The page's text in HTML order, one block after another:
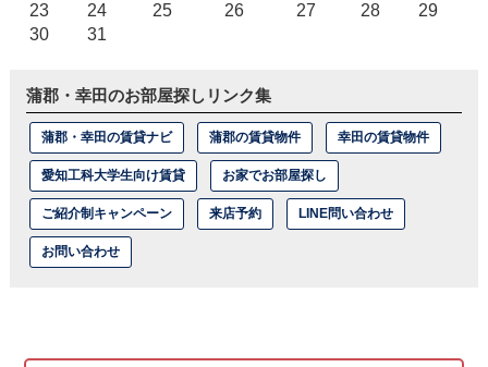
23
24 25 26 27 28
29
30
31
蒲郡・幸田のお部屋探しリンク集
蒲郡・幸田の賃貸ナビ 蒲郡の賃貸物件 幸田の賃貸物件
愛知工科大学生向け賃貸 お家でお部屋探し
ご紹介制キャンペーン 来店予約 LINE問い合わせ
お問い合わせ